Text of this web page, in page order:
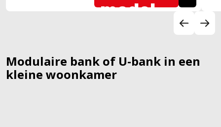
model
Modulaire bank of U-bank in een
kleine woonkamer